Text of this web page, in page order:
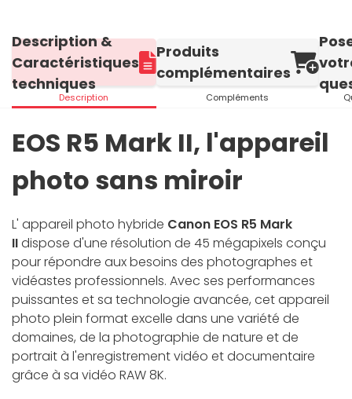
Description &
Caractéristiques
techniques
Description
Produits
complémentaires
Compléments
EOS R5 Mark II, l'appareil
photo sans miroir
L' appareil photo hybride Canon EOS R5 Mark
IIdispose d'une résolution de 45 mégapixels conçu
pour répondre aux besoins des photographes et
vidéastes professionnels. Avec ses performances
puissantes et sa technologie avancée, cet appareil
photo plein format excelle dans une variété de
domaines, de la photographie de nature et de
portrait à l'enregistrement vidéo et documentaire
grâce à sa vidéo RAW 8K.